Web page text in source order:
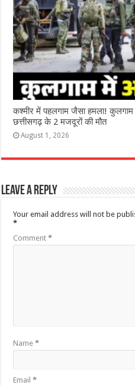
कश्‍मीर में पहलगाम जैसा हमला!
छत्तीसगढ़ के 2 मजदूरों की मौत
August 1, 2026
Leave a Reply
Your email address will not be
*
Comment*
Name*
Email*